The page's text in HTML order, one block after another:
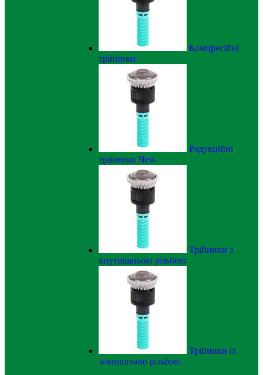
Компресійні
трійники
Редукційні
трійники New
Трійники з
внутрішньою різьбою
Трійники із
зовнішньою різьбою